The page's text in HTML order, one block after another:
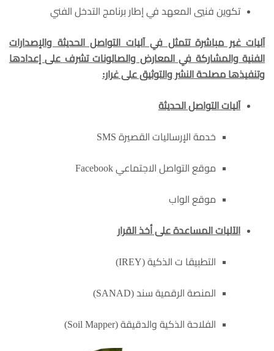
تكوين فنيي المعهد في إطار برنامج التدخل الفني
آليات غير مباشرة تتمثل في آليات التواصل الحديثة والإصدارات
الفنية والمشاركة في المعارض والصالونات تشرف على إعدادها
وتنفيذها مصلحة النشر والتوثيق على غرار:
آليات التواصل الحديثة
خدمة الإرساليات القصيرة SMS
موقع التواصل الاجتماعي Facebook
موقع الواب
الآليات المساعدة على أخذ القرار
التطبيقا ت الذكية (IREY)
المنصة الرقمية سند (SANAD)
الفلاحة الذكية والدقيقة (Soil Mapper)